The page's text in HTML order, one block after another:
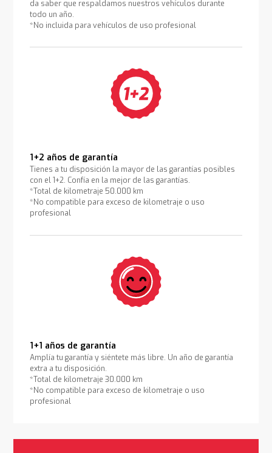
da saber que respaldamos nuestros vehículos durante
todo un año.
*No incluida para vehículos de uso profesional
1+2 años de garantía
Tienes a tu disposición la mayor de las garantías posibles
con el 1+2. Confía en la mejor de las garantías.
*Total de kilometraje 50.000 km
*No compatible para exceso de kilometraje o uso
profesional
1+1 años de garantía
Amplía tu garantía y siéntete más libre. Un año de garantía
extra a tu disposición.
*Total de kilometraje 30.000 km
*No compatible para exceso de kilometraje o uso
profesional